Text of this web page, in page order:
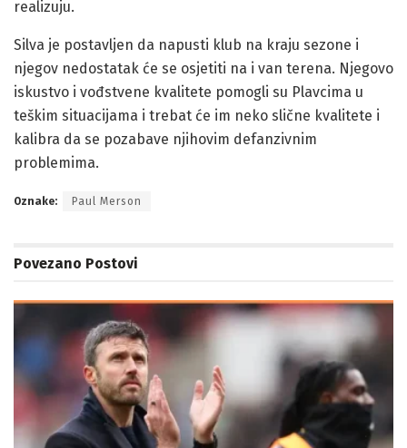
realizuju.
Silva je postavljen da napusti klub na kraju sezone i
njegov nedostatak će se osjetiti na i van terena. Njegovo
iskustvo i vođstvene kvalitete pomogli su Plavcima u
teškim situacijama i trebat će im neko slične kvalitete i
kalibra da se pozabave njihovim defanzivnim
problemima.
Oznake: Paul Merson
Povezano Postovi